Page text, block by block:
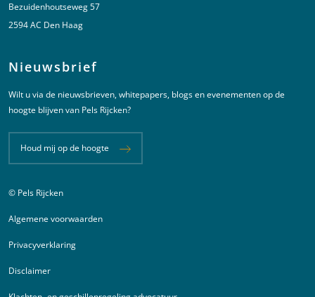
Bezuidenhoutseweg 57
2594 AC Den Haag
Nieuwsbrief
Wilt u via de nieuwsbrieven, whitepapers, blogs en evenementen op de
hoogte blijven van Pels Rijcken?
Houd mij op de hoogte
Juridische informatie
© Pels Rijcken
Algemene voorwaarden
Privacyverklaring
Disclaimer